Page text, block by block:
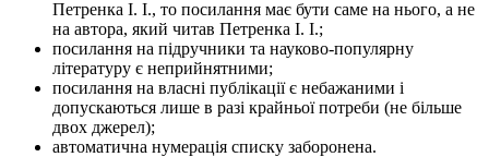
Петренка І. І., то посилання має бути саме на нього, а не
на автора, який читав Петренка І. І.;
посилання на підручники та науково-популярну
літературу є неприйнятними;
посилання на власні публікації є небажаними і
допускаються лише в разі крайньої потреби (не більше
двох джерел);
автоматична нумерація списку заборонена.